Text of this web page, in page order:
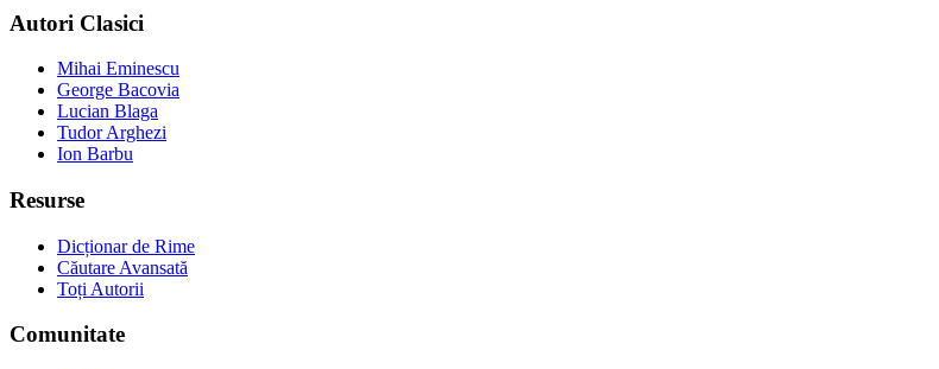
Autori Clasici
Mihai Eminescu
George Bacovia
Lucian Blaga
Tudor Arghezi
Ion Barbu
Resurse
Dicționar de Rime
Căutare Avansată
Toți Autorii
Comunitate